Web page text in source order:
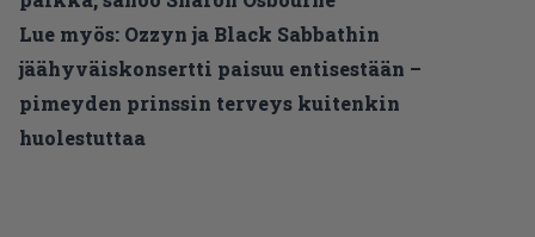
Lue myös: Ozzyn ja Black Sabbathin
jäähyväiskonsertti paisuu entisestään –
pimeyden prinssin terveys kuitenkin
huolestuttaa